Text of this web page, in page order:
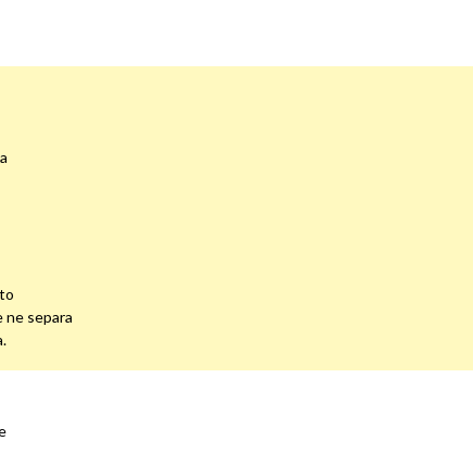
ne separa